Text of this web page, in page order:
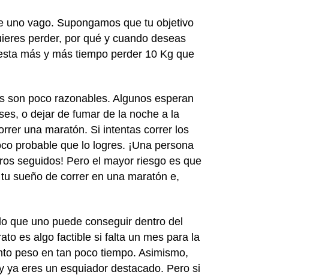
uno vago. Supongamos que tu objetivo
perder, por qué y cuando deseas
más y más tiempo perder 10 Kg que
son poco razonables. Algunos esperan
o dejar de fumar de la noche a la
una maratón. Si intentas correr los
probable que lo logres. ¡Una persona
seguidos! Pero el mayor riesgo es que
sueño de correr en una maratón e,
que uno puede conseguir dentro del
es algo factible si falta un mes para la
peso en tan poco tiempo. Asimismo,
eres un esquiador destacado. Pero si